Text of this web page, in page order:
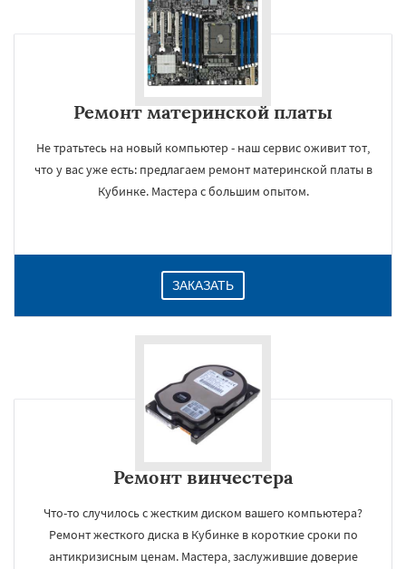
Ремонт материнской платы
Не тратьтесь на новый компьютер - наш сервис оживит тот,
что у вас уже есть: предлагаем ремонт материнской платы в
Кубинке. Мастера с большим опытом.
ЗАКАЗАТЬ
Ремонт винчестера
Что-то случилось с жестким диском вашего компьютера?
Ремонт жесткого диска в Кубинке в короткие сроки по
антикризисным ценам. Мастера, заслужившие доверие